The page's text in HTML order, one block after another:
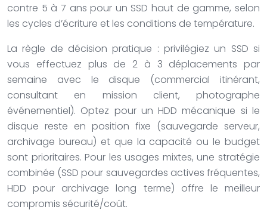
contre 5 à 7 ans pour un SSD haut de gamme, selon
les cycles d’écriture et les conditions de température.
La règle de décision pratique : privilégiez un SSD si
vous effectuez plus de 2 à 3 déplacements par
semaine avec le disque (commercial itinérant,
consultant en mission client, photographe
événementiel). Optez pour un HDD mécanique si le
disque reste en position fixe (sauvegarde serveur,
archivage bureau) et que la capacité ou le budget
sont prioritaires. Pour les usages mixtes, une stratégie
combinée (SSD pour sauvegardes actives fréquentes,
HDD pour archivage long terme) offre le meilleur
compromis sécurité/coût.